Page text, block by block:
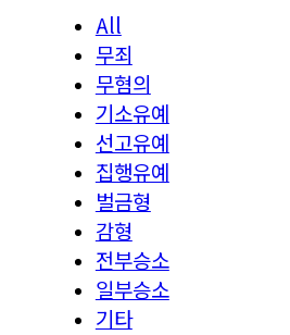
All
무죄
무혐의
기소유예
선고유예
집행유예
벌금형
감형
전부승소
일부승소
기타